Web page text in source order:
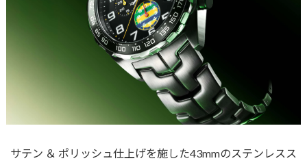
サテン ＆ ポリッシュ仕上げを施した43mmのステンレスス